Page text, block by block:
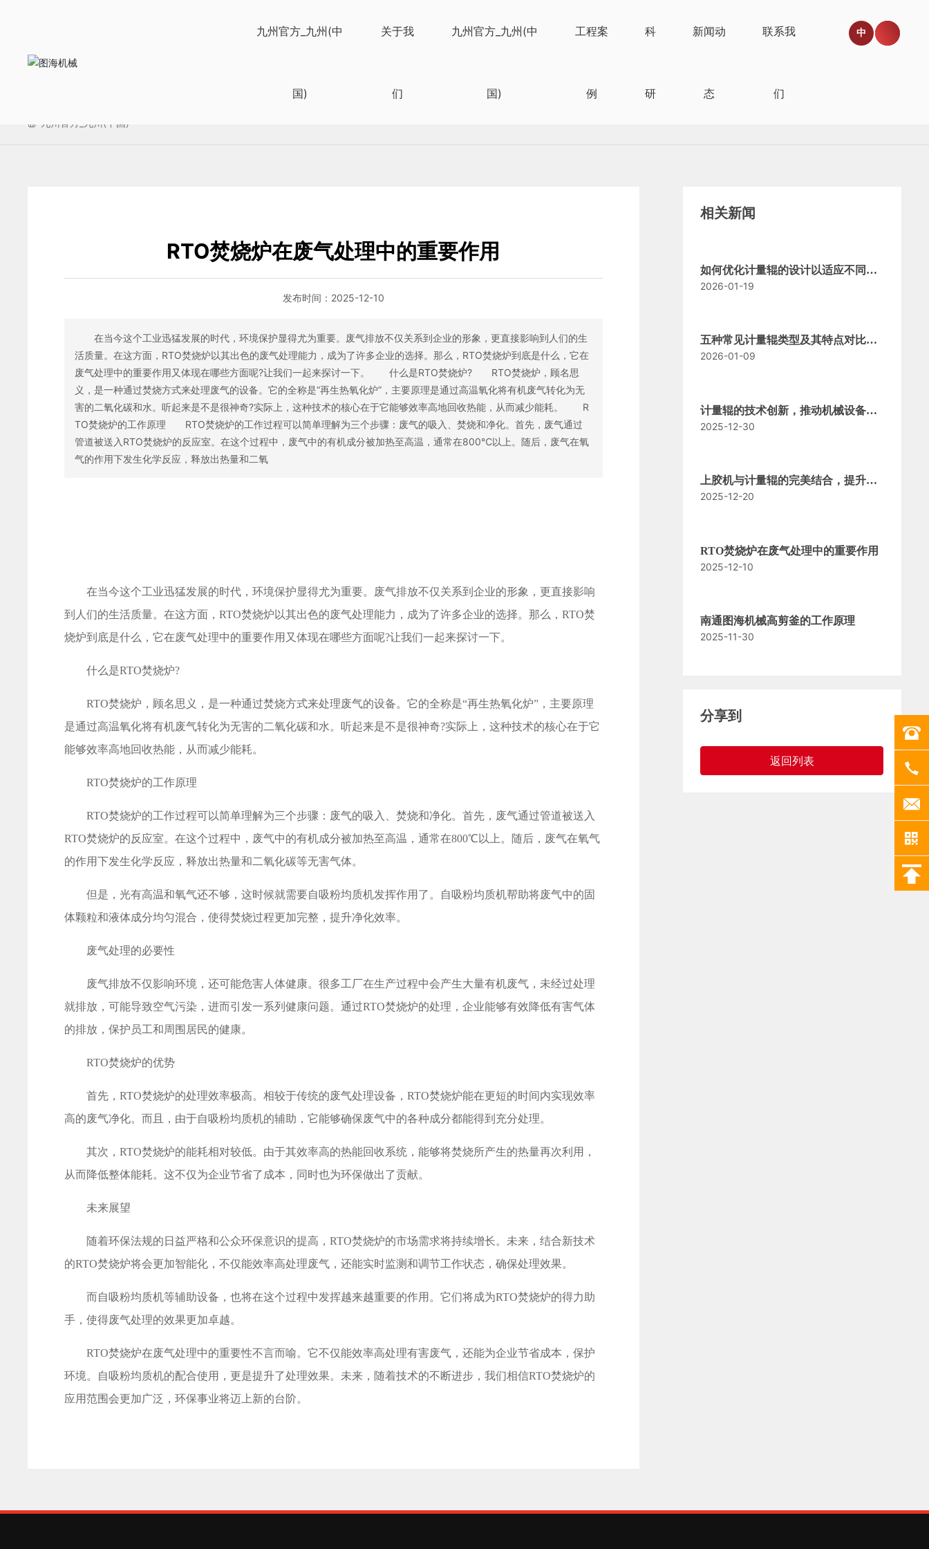
九州官方_九州(中
国)
关于我
们
九州官方_九州(中
国)
工程案
例
科
研
新闻动
态
联系我
们
中
九州官方_九州(中国)
RTO焚烧炉在废气处理中的重要作用
发布时间： 2025-12-10
在当今这个工业迅猛发展的时代，环境保护显得尤为重要。废气排放不仅关系到企业的形象，更直接影响到人们的生
活质量。在这方面，RTO焚烧炉以其出色的废气处理能力，成为了许多企业的选择。那么，RTO焚烧炉到底是什么，它在
废气处理中的重要作用又体现在哪些方面呢?让我们一起来探讨一下。 什么是RTO焚烧炉? RTO焚烧炉，顾名思
义，是一种通过焚烧方式来处理废气的设备。它的全称是“再生热氧化炉”，主要原理是通过高温氧化将有机废气转化为无
害的二氧化碳和水。听起来是不是很神奇?实际上，这种技术的核心在于它能够效率高地回收热能，从而减少能耗。 R
TO焚烧炉的工作原理 RTO焚烧炉的工作过程可以简单理解为三个步骤：废气的吸入、焚烧和净化。首先，废气通过
管道被送入RTO焚烧炉的反应室。在这个过程中，废气中的有机成分被加热至高温，通常在800℃以上。随后，废气在氧
气的作用下发生化学反应，释放出热量和二氧
在当今这个工业迅猛发展的时代，环境保护显得尤为重要。废气排放不仅关系到企业的形象，更直接影响
到人们的生活质量。在这方面，RTO焚烧炉以其出色的废气处理能力，成为了许多企业的选择。那么，RTO焚
烧炉到底是什么，它在废气处理中的重要作用又体现在哪些方面呢?让我们一起来探讨一下。
什么是RTO焚烧炉?
RTO焚烧炉，顾名思义，是一种通过焚烧方式来处理废气的设备。它的全称是“再生热氧化炉”，主要原理
是通过高温氧化将有机废气转化为无害的二氧化碳和水。听起来是不是很神奇?实际上，这种技术的核心在于它
能够效率高地回收热能，从而减少能耗。
RTO焚烧炉的工作原理
RTO焚烧炉的工作过程可以简单理解为三个步骤：废气的吸入、焚烧和净化。首先，废气通过管道被送入
RTO焚烧炉的反应室。在这个过程中，废气中的有机成分被加热至高温，通常在800℃以上。随后，废气在氧气
的作用下发生化学反应，释放出热量和二氧化碳等无害气体。
但是，光有高温和氧气还不够，这时候就需要自吸粉均质机发挥作用了。自吸粉均质机帮助将废气中的固
体颗粒和液体成分均匀混合，使得焚烧过程更加完整，提升净化效率。
废气处理的必要性
废气排放不仅影响环境，还可能危害人体健康。很多工厂在生产过程中会产生大量有机废气，未经过处理
就排放，可能导致空气污染，进而引发一系列健康问题。通过RTO焚烧炉的处理，企业能够有效降低有害气体
的排放，保护员工和周围居民的健康。
RTO焚烧炉的优势
首先，RTO焚烧炉的处理效率极高。相较于传统的废气处理设备，RTO焚烧炉能在更短的时间内实现效率
高的废气净化。而且，由于自吸粉均质机的辅助，它能够确保废气中的各种成分都能得到充分处理。
其次，RTO焚烧炉的能耗相对较低。由于其效率高的热能回收系统，能够将焚烧所产生的热量再次利用，
从而降低整体能耗。这不仅为企业节省了成本，同时也为环保做出了贡献。
未来展望
随着环保法规的日益严格和公众环保意识的提高，RTO焚烧炉的市场需求将持续增长。未来，结合新技术
的RTO焚烧炉将会更加智能化，不仅能效率高处理废气，还能实时监测和调节工作状态，确保处理效果。
而自吸粉均质机等辅助设备，也将在这个过程中发挥越来越重要的作用。它们将成为RTO焚烧炉的得力助
手，使得废气处理的效果更加卓越。
RTO焚烧炉在废气处理中的重要性不言而喻。它不仅能效率高处理有害废气，还能为企业节省成本，保护
环境。自吸粉均质机的配合使用，更是提升了处理效果。未来，随着技术的不断进步，我们相信RTO焚烧炉的
应用范围会更加广泛，环保事业将迈上新的台阶。
相关新闻
如何优化计量辊的设计以适应不同生
产需求
2026-01-19
五种常见计量辊类型及其特点对比分
析
2026-01-09
计量辊的技术创新，推动机械设备现
代化
2025-12-30
上胶机与计量辊的完美结合，提升产
品品质
2025-12-20
RTO焚烧炉在废气处理中的重要作用
2025-12-10
南通图海机械高剪釜的工作原理
2025-11-30
分享到
返回列表